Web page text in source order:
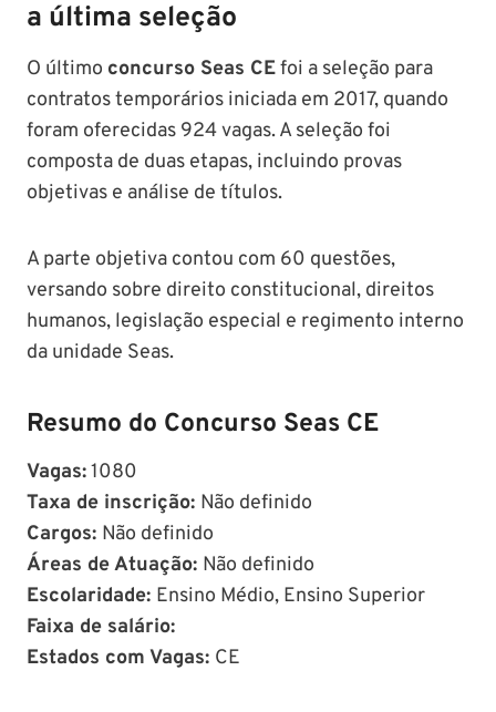
a última seleção
O último concurso Seas CEfoi a seleção para
contratos temporários iniciada em 2017, quando
foram oferecidas 924 vagas. A seleção foi
composta de duas etapas, incluindo provas
objetivas e análise de títulos.
A parte objetiva contou com 60 questões,
versando sobre direito constitucional, direitos
humanos, legislação especial e regimento interno
da unidade Seas.
Resumo do Concurso Seas CE
Vagas:1080
Taxa de inscrição: Não definido
Cargos: Não definido
Áreas de Atuação: Não definido
Escolaridade: Ensino Médio, Ensino Superior
Faixa de salário:
Estados com Vagas: CE